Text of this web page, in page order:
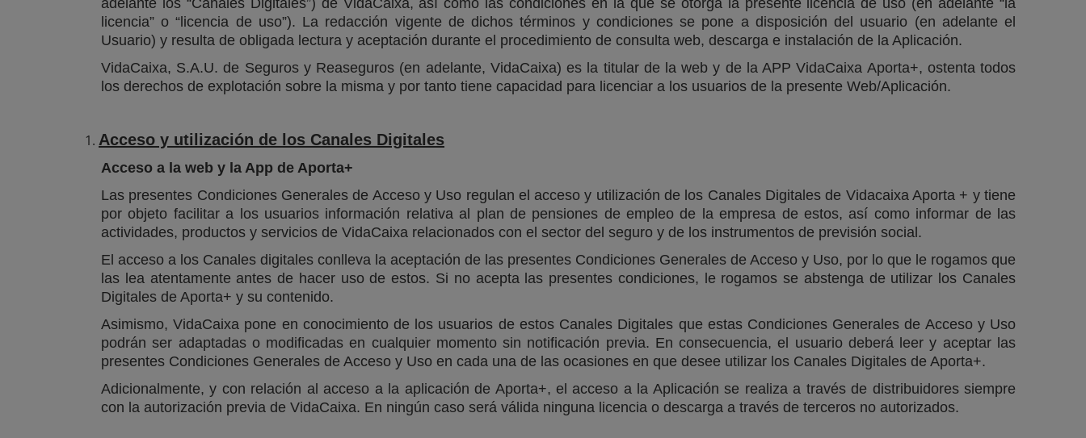
licencia” o “licencia de uso”). La redacción vigente de dichos términos y condiciones se pone a disposición del usuario (en adelante el
Usuario) y resulta de obligada lectura y aceptación durante el procedimiento de consulta web, descarga e instalación de la Aplicación.
VidaCaixa, S.A.U. de Seguros y Reaseguros (en adelante, VidaCaixa) es la titular de la web y de la APP VidaCaixa Aporta+, ostenta todos
los derechos de explotación sobre la misma y por tanto tiene capacidad para licenciar a los usuarios de la presente Web/Aplicación.
Acceso y utilización de los Canales Digitales
Acceso a la web y la App de Aporta+
Las presentes Condiciones Generales de Acceso y Uso regulan el acceso y utilización de los Canales Digitales de Vidacaixa Aporta + y tiene
por objeto facilitar a los usuarios información relativa al plan de pensiones de empleo de la empresa de estos, así como informar de las
actividades, productos y servicios de VidaCaixa relacionados con el sector del seguro y de los instrumentos de previsión social.
El acceso a los Canales digitales conlleva la aceptación de las presentes Condiciones Generales de Acceso y Uso, por lo que le rogamos que
las lea atentamente antes de hacer uso de estos. Si no acepta las presentes condiciones, le rogamos se abstenga de utilizar los Canales
Digitales de Aporta+ y su contenido.
Asimismo, VidaCaixa pone en conocimiento de los usuarios de estos Canales Digitales que estas Condiciones Generales de Acceso y Uso
podrán ser adaptadas o modificadas en cualquier momento sin notificación previa. En consecuencia, el usuario deberá leer y aceptar las
presentes Condiciones Generales de Acceso y Uso en cada una de las ocasiones en que desee utilizar los Canales Digitales de Aporta+.
Adicionalmente, y con relación al acceso a la aplicación de Aporta+, el acceso a la Aplicación se realiza a través de distribuidores siempre
con la autorización previa de VidaCaixa. En ningún caso será válida ninguna licencia o descarga a través de terceros no autorizados.